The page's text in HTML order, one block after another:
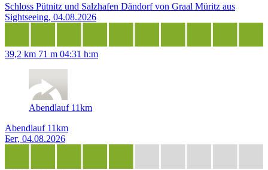
Schloss Pütnitz und Salzhafen Dändorf von Graal Müritz aus
Sightseeing, 04.08.2026
39,2 km 71 m 04:31 h:m
Abendlauf 11km
Abendlauf 11km
Бег, 04.08.2026